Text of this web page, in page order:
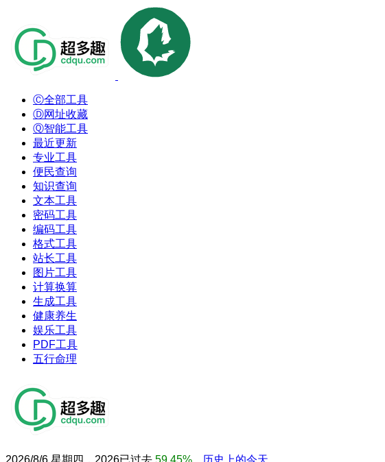
Ⓒ全部工具
Ⓓ网址收藏
Ⓠ智能工具
最近更新
专业工具
便民查询
知识查询
文本工具
密码工具
编码工具
格式工具
站长工具
图片工具
计算换算
生成工具
健康养生
娱乐工具
PDF工具
五行命理
2026/8/6 星期四，2026已过去 59.45% 历史上的今天